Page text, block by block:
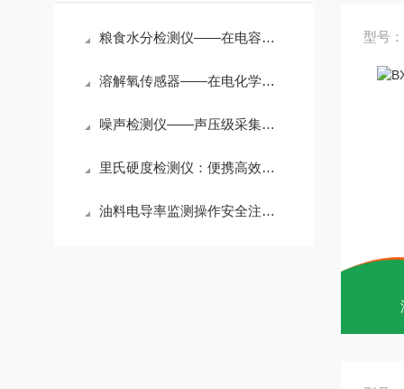
粮食水分检测仪——在电容与电阻之间，读懂谷物的“干湿密码”
溶解氧传感器——在电化学与光学之间，捕捉水体的“呼吸脉搏”
噪声检测仪——声压级采集与频谱分析原理及职业健康评估应用
里氏硬度检测仪：便携高效，金属硬度的移动实验室
油料电导率监测操作安全注意事项
型号